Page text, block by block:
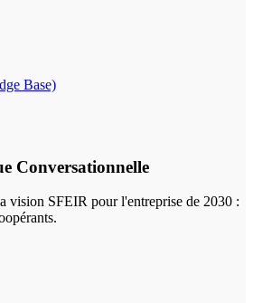
Base)
Conversationnelle
vision SFEIR pour l'entreprise de 2030 :